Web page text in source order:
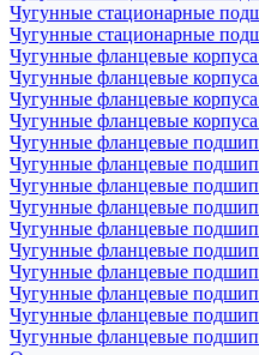
Чугунные стационарные
Чугунные стационарные
Чугунные фланцевые
Чугунные фланцевые
Чугунные фланцевые
Чугунные фланцевые
Чугунные фланцевые
Чугунные фланцевые
Чугунные фланцевые
Чугунные фланцевые
Чугунные фланцевые
Чугунные фланцевые
Чугунные фланцевые
Чугунные фланцевые
Чугунные фланцевые
Чугунные фланцевые